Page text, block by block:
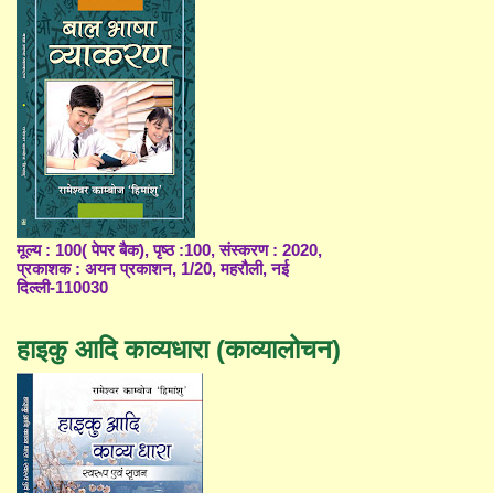
मूल्य : 100( पेपर बैक), पृष्ठ :100, संस्करण : 2020,
प्रकाशक : अयन प्रकाशन, 1/20, महरौली, नई
दिल्ली-110030
हाइकु आदि काव्यधारा (काव्यालोचन)